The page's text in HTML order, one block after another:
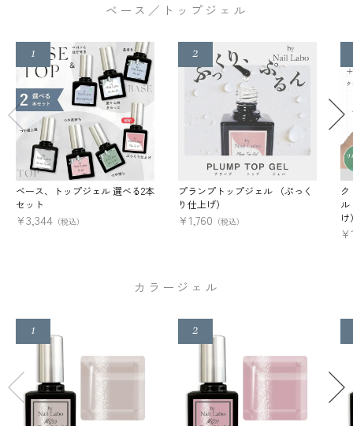
ベース／トップジェル
ベース、トップジェル 選べる2本
セット
¥3,344 （税込）
プランプトップジェル （ぷっく
り仕上げ）
¥1,760 （税込）
ル
け
¥
カラージェル